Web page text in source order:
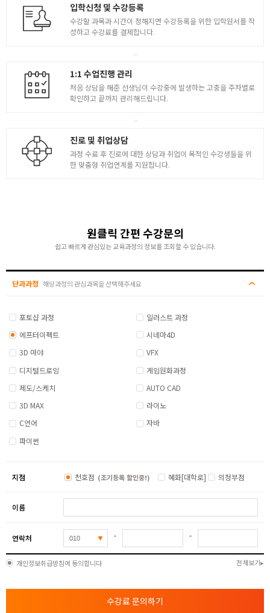
- DUIK를 활용한 Folding Motion
- Character Rigging ( DUIK )
- Shape Layer 응용 모션그래픽 1
- Shape Layer 응용 모션그래픽 2
플러그인 활용
- Trapcode ( Particular, Form ) 2
- Optical Flare
입학신청 및 수강등록
수강할 과목과 시간이 정해지면 수강등록을 위한 입학원서를 작
성하고 수강료를 결제합니다.
1:1 수업진행 관리
처음 상담을 해준 선생님이 수강중에 발생하는 고충을 주차별로
확인하고 끝까지 관리해드립니다.
진로 및 취업상담
과정 수료 후 진로에 대한 상담과 취업이 목적인 수강생들을 위
한 맞춤형 취업연계를 지원합니다.
원클릭 간편 수강문의
쉽고 빠르게 관심있는 교육과정의 정보를 조회할 수 있습니다.
단과과정 해당과정의 관심과목을 선택해주세요
포토샵 과정
일러스트 과정
에프터이펙트
시네마4D
3D 마야
VFX
디지털드로잉
게임원화과정
제도/스케치
AUTO CAD
3D MAX
라이노
C언어
자바
파이썬
지점 천호점 (조기등록 할인중!) 혜화[대학로] 의정부점
이름
연락처 - -
개인정보취급방침에 동의합니다 전체보기
수강료 문의하기